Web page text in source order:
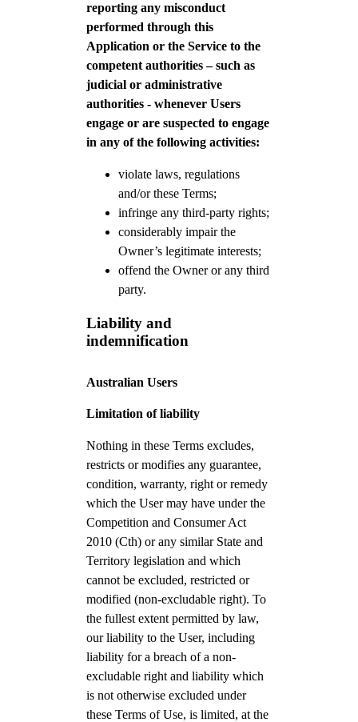
reporting any misconduct
performed through this
Application or the Service to the
competent authorities – such as
judicial or administrative
authorities - whenever Users
engage or are suspected to engage
in any of the following activities:
violate laws, regulations
and/or these Terms;
infringe any third-party rights;
considerably impair the
Owner’s legitimate interests;
offend the Owner or any third
party.
Liability and
indemnification
Australian Users
Limitation of liability
Nothing in these Terms excludes,
restricts or modifies any guarantee,
condition, warranty, right or remedy
which the User may have under the
Competition and Consumer Act
2010 (Cth) or any similar State and
Territory legislation and which
cannot be excluded, restricted or
modified (non-excludable right). To
the fullest extent permitted by law,
our liability to the User, including
liability for a breach of a non-
excludable right and liability which
is not otherwise excluded under
these Terms of Use, is limited, at the